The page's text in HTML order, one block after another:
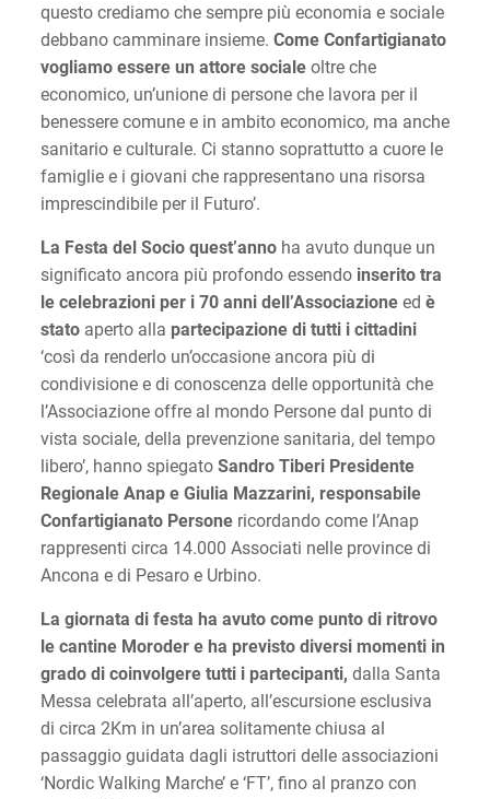
questo crediamo che sempre più economia e sociale
debbano camminare insieme. Come Confartigianato
vogliamo essere un attore socialeoltre che
economico, un’unione di persone che lavora per il
benessere comune e in ambito economico, ma anche
sanitario e culturale. Ci stanno soprattutto a cuore le
famiglie e i giovani che rappresentano una risorsa
imprescindibile per il Futuro’.
La Festa del Socio quest’anno ha avuto dunque un
significato ancora più profondo essendo inserito tra
le celebrazioni per i 70 anni dell’Associazione ed è
stato aperto alla partecipazione di tutti i cittadini
‘così da renderlo un’occasione ancora più di
condivisione e di conoscenza delle opportunità che
l’Associazione offre al mondo Persone dal punto di
vista sociale, della prevenzione sanitaria, del tempo
libero’, hanno spiegato Sandro Tiberi Presidente
Regionale Anap e Giulia Mazzarini, responsabile
Confartigianato Persone ricordando come l’Anap
rappresenti circa 14.000 Associati nelle province di
Ancona e di Pesaro e Urbino.
La giornata di festa ha avuto come punto di ritrovo
le cantine Moroder e ha previsto diversi momenti in
grado di coinvolgere tutti i partecipanti, dalla Santa
Messa celebrata all’aperto, all’escursione esclusiva
di circa 2Km in un’area solitamente chiusa al
passaggio guidata dagli istruttori delle associazioni
‘Nordic Walking Marche’ e ‘FT’, fino al pranzo con